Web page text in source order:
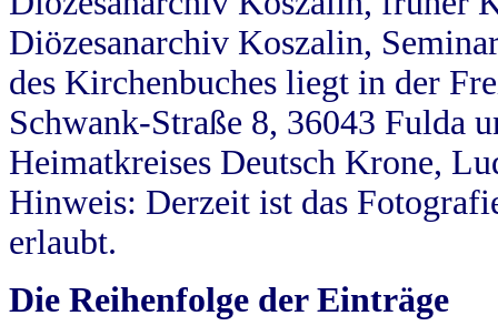
Diözesanarchiv Koszalin,
des Kirchenbuches liegt in der
Schwank-Straße 8, 36043 Fulda
Heimatkreises Deutsch Krone,
Hinweis: Derzeit ist das
erlaubt.
Die Reihenfolge der Einträge